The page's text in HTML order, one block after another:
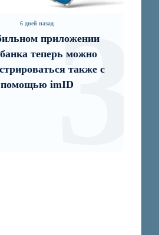
6 дней назад
приложении
теперь можно
также с
помощью imID3